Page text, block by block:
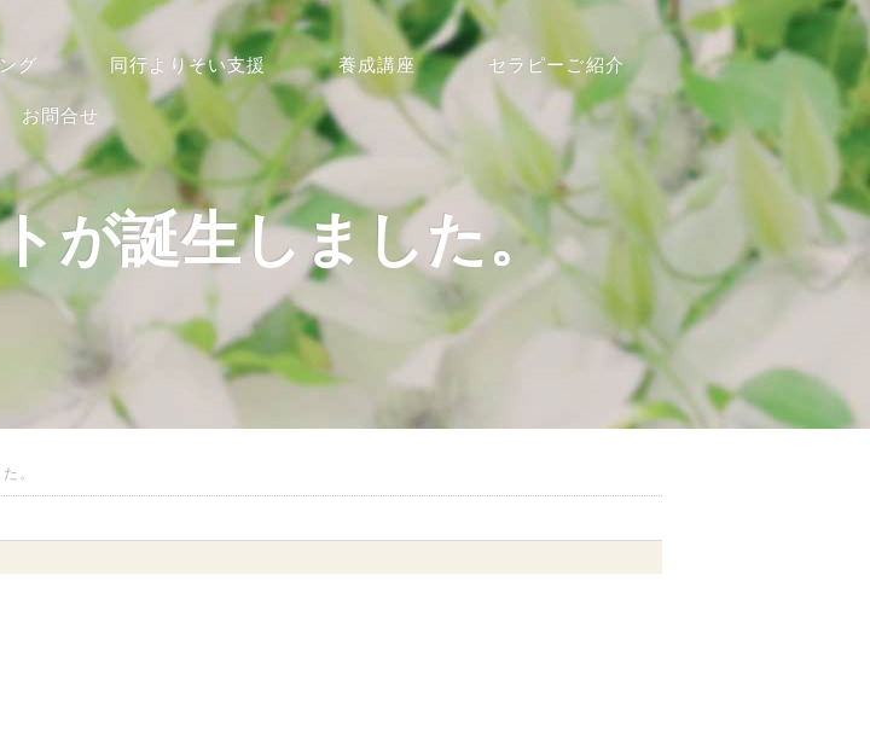
グ 同行よりそい支援 養成講座 セラピーご紹介
お問合せ
。
が誕生しました。